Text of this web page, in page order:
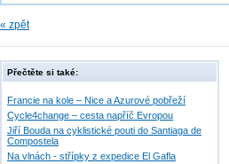
« zpět
Přečtěte si také:
Francie na kole – Nice a Azurové pobřeží
Cycle4change – cesta napříč Evropou
Jiří Bouda na cyklistické pouti do Santiaga de
Compostela
Na vlnách - střípky z expedice El Gafla